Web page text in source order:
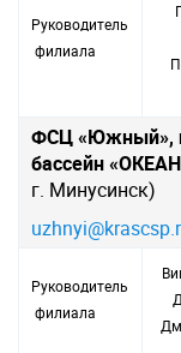
Руководитель
филиала
ФСЦ «Южный»,
бассейн
г. Минусинск)
Руководитель
филиала